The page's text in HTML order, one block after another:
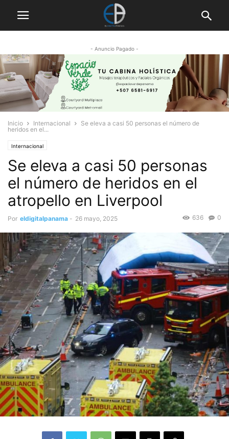
- Anuncio Pagado -
Inicio Internacional
Se eleva a casi 50 personas el número de
heridos en el...
Internacional
Se eleva a casi 50 personas
el número de heridos en el
atropello en Liverpool
Por eldigitalpanama - 26 mayo, 2025 0
636